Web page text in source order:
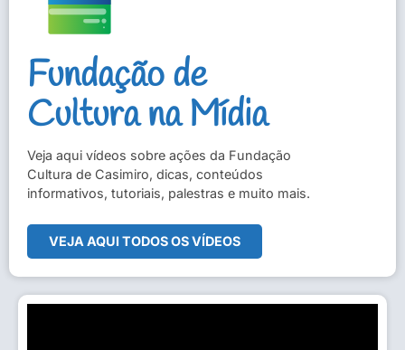
Fundação de
Cultura na Mídia
Veja aqui vídeos sobre ações da Fundação
Cultura de Casimiro, dicas, conteúdos
informativos, tutoriais, palestras e muito mais.
VEJA AQUI TODOS OS VÍDEOS